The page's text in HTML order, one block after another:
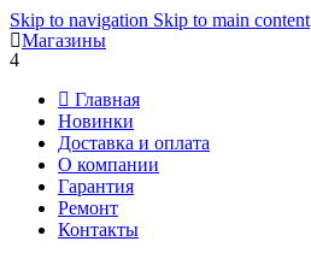
Skip to navigation Skip to main content
Магазины
4
Главная
Новинки
Доставка и оплата
О компании
Гарантия
Ремонт
Контакты